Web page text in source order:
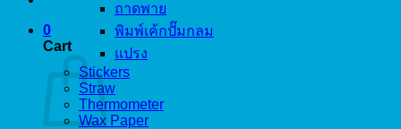
0
Cart
ถาดพาย
พิมพ์เค้กปั๊มกลม
แปรง
Stickers
Straw
Thermometer
Wax Paper